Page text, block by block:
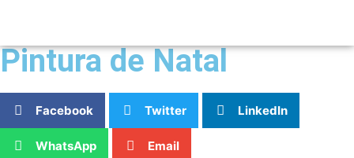
Pintura de Natal
Facebook Twitter LinkedIn
WhatsApp Email